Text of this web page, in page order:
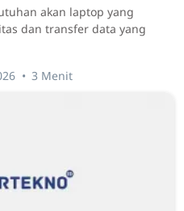
akan laptop yang
dan transfer data yang
3 Menit